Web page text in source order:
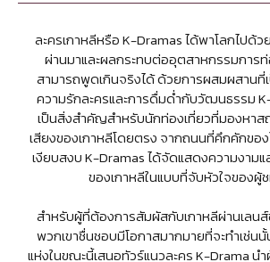
ละครเกาหลีหรือ K-Dramas ได้พาโลกไปด้
ผ่านมาและผลกระทบต่ออุตสาหกรรมการท่
สามารถพูดเกินจริงได้ ด้วยการผสมผสาน
ความรักละครและการดื่มด่ำกับวัฒนธรรม
เป็นสิ่งสำคัญสำหรับนักท่องเที่ยวที่มองหาส
เสียงของเกาหลีโดยตรง จากถนนที่คึกคักขอ
เงียบสงบ K-Dramas ได้จัดแสดงความงาม
ของเกาหลีในแบบที่จับหัวใจของผู้
สำหรับผู้ที่ต้องการสัมผัสกับเกาหลีผ่านเลน
พวกเขาชื่นชอบมีโอกาสมากมายที่จะทำเช่น
แห่งในขณะนี้เสนอทัวร์แนวละคร K-Drama น